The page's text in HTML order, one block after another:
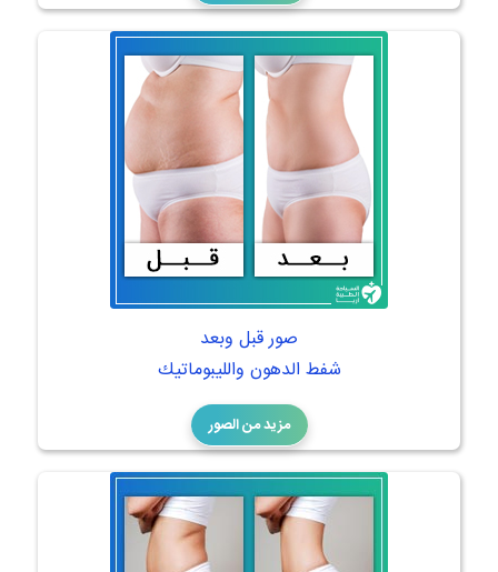
صور قبل وبعد
شفط الدهون والليبوماتيك
مزيد من الصور